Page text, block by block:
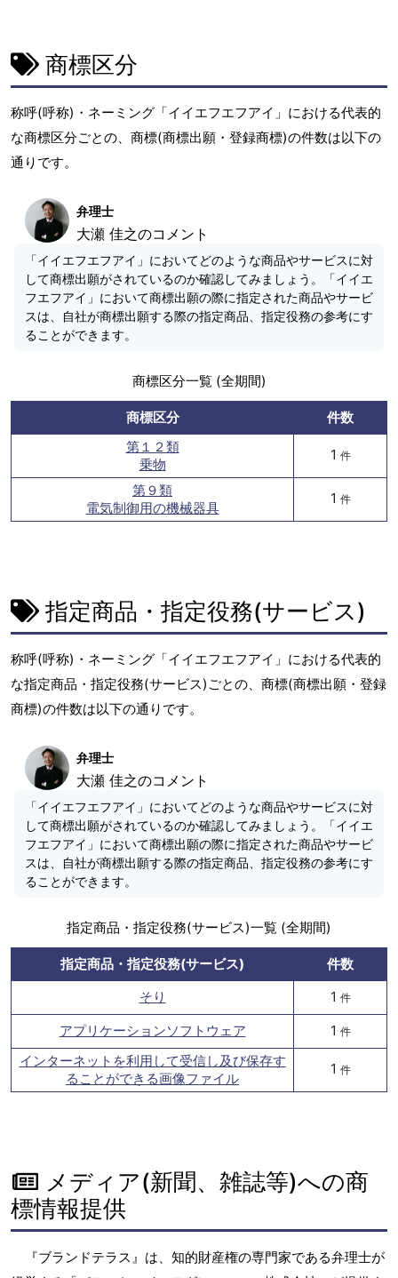
商標区分
称呼(呼称)・ネーミング「イイエフエフアイ」における代表的
な商標区分ごとの、商標(商標出願・登録商標)の件数は以下の
通りです。
弁理士
大瀬 佳之のコメント
「イイエフエフアイ」においてどのような商品やサービスに対
して商標出願がされているのか確認してみましょう。「イイエ
フエフアイ」において商標出願の際に指定された商品やサービ
スは、自社が商標出願する際の指定商品、指定役務の参考にす
ることができます。
商標区分一覧 (全期間)
商標区分
件数
第１２類
乗物
1 件
第９類
電気制御用の機械器具
1 件
指定商品・指定役務(サービス)
称呼(呼称)・ネーミング「イイエフエフアイ」における代表的
な指定商品・指定役務(サービス)ごとの、商標(商標出願・登録
商標)の件数は以下の通りです。
弁理士
大瀬 佳之のコメント
「イイエフエフアイ」においてどのような商品やサービスに対
して商標出願がされているのか確認してみましょう。「イイエ
フエフアイ」において商標出願の際に指定された商品やサービ
スは、自社が商標出願する際の指定商品、指定役務の参考にす
ることができます。
指定商品・指定役務(サービス)一覧 (全期間)
指定商品・指定役務(サービス)
件数
そり
1 件
アプリケーションソフトウェア 1 件
インターネットを利用して受信し及び保存す
ることができる画像ファイル
1 件
メディア(新聞、雑誌等)への商
標情報提供
『ブランドテラス』は、知的財産権の専門家である弁理士が